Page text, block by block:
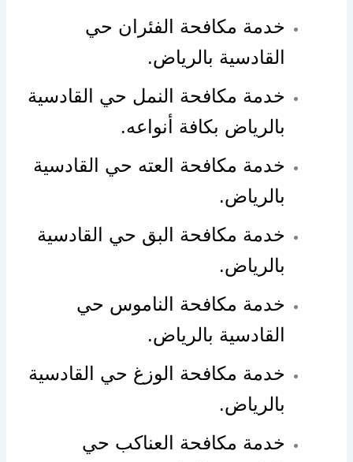
خدمة مكافحة الفئران حي
القادسية بالرياض.
خدمة مكافحة النمل حي القادسية
بالرياض بكافة أنواعه.
خدمة مكافحة العته حي القادسية
بالرياض.
خدمة مكافحة البق حي القادسية
بالرياض.
خدمة مكافحة الناموس حي
القادسية بالرياض.
خدمة مكافحة الوزغ حي القادسية
بالرياض.
خدمة مكافحة العناكب حي